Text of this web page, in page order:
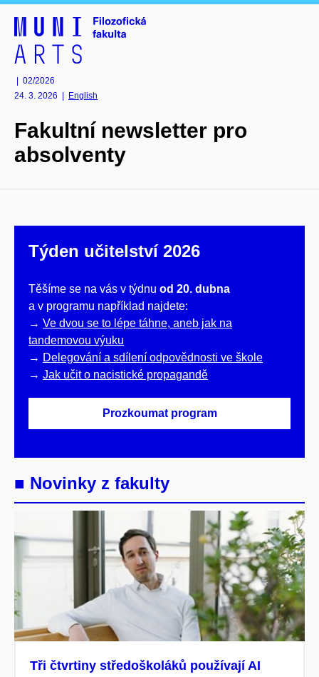
| 02/2026
24. 3. 2026
English
Fakultní newsletter pro
absolventy
Týden učitelství 2026
Těšíme se na vás v týdnu od 20. dubna
a v programu například najdete:
→ Ve dvou se to lépe táhne, aneb jak na
tandemovou výuku
→ Delegování a sdílení odpovědnosti ve škole
→ Jak učit o nacistické propagandě
Prozkoumat program
■ Novinky z fakulty
Tři čtvrtiny středoškoláků používají AI